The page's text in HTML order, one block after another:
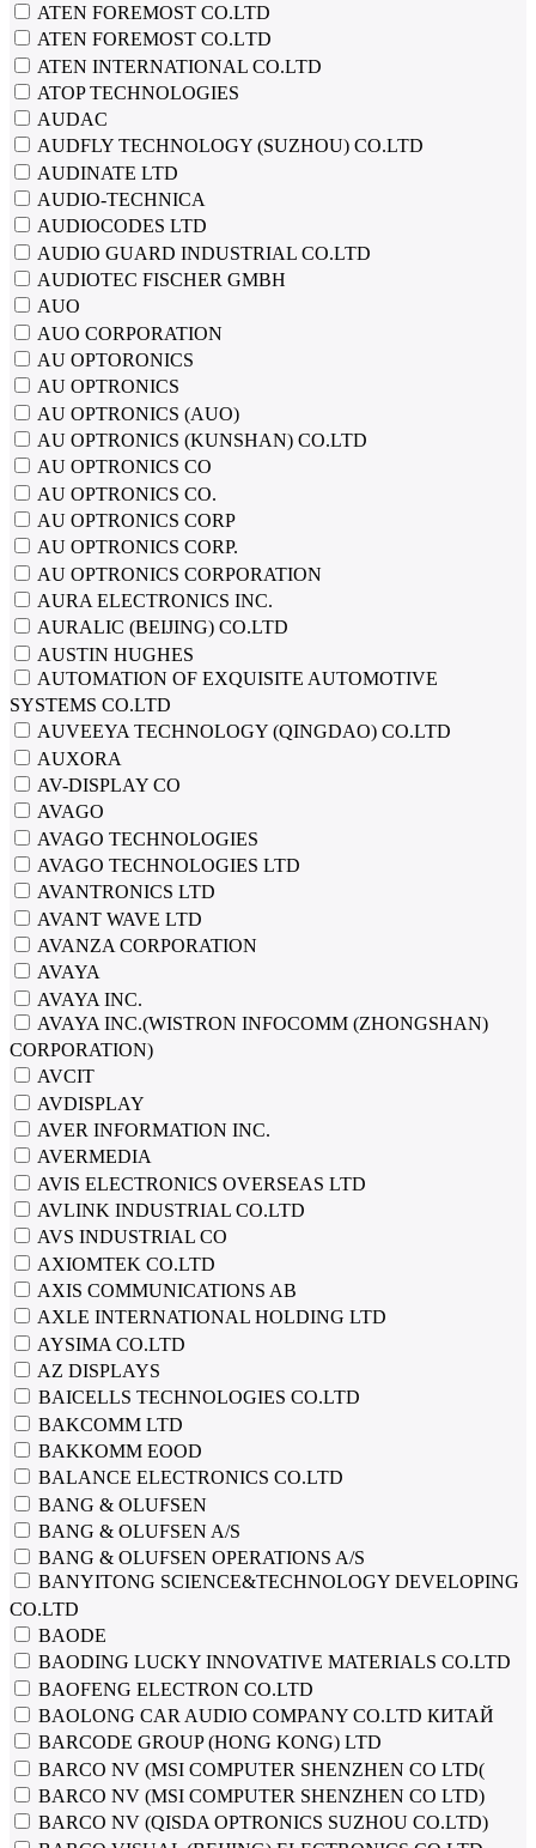
ATEN FOREMOST CO.LTD
ATEN FOREMOST СО.LТD
ATEN INTERNATIONAL CO.LTD
ATOP TECHNOLOGIES
AUDAC
AUDFLY TECHNOLOGY (SUZHOU) CO.LTD
AUDINATE LTD
AUDIO-TECHNICA
AUDIOCODES LTD
AUDIO GUARD INDUSTRIAL CO.LTD
AUDIOTEC FISCHER GMBH
AUO
AUO CORPORATION
AU OPTORONICS
AU OPTRONICS
AU OPTRONICS (AUO)
AU OPTRONICS (KUNSHAN) CO.LTD
AU OPTRONICS CO
AU OPTRONICS CO.
AU OPTRONICS CORP
AU OPTRONICS CORP.
AU OPTRONICS CORPORATION
AURA ELECTRONICS INC.
AURALIC (BEIJING) CO.LTD
AUSTIN HUGHES
AUTOMATION OF EXQUISITE AUTOMOTIVE
SYSTEMS CO.LTD
AUVEEYA TECHNOLOGY (QINGDAO) CO.LTD
AUXORA
AV-DISPLAY CO
AVAGO
AVAGO TECHNOLOGIES
AVAGO TECHNOLOGIES LTD
AVANTRONICS LTD
AVANT WAVE LTD
AVANZA CORPORATION
AVAYA
AVAYA INC.
AVAYA INC.(WISTRON INFOCOMM (ZHONGSHAN)
CORPORATION)
AVCIT
AVDISPLAY
AVER INFORMATION INC.
AVERMEDIA
AVIS ELECTRONICS OVERSEAS LTD
AVLINK INDUSTRIAL CO.LTD
AVS INDUSTRIAL CO
AXIOMTEK CO.LTD
AXIS COMMUNICATIONS AB
AXLE INTERNATIONAL HOLDING LTD
AYSIMA CO.LTD
AZ DISPLAYS
BAICELLS TECHNOLOGIES CO.LTD
BAKCOMM LTD
BAKKOMM EOOD
BALANCE ELECTRONICS CO.LTD
BANG & OLUFSEN
BANG & OLUFSEN A/S
BANG & OLUFSEN OPERATIONS A/S
BANYITONG SCIENCE&TECHNOLOGY DEVELOPING
CO.LTD
BAODE
BAODING LUCKY INNOVATIVE MATERIALS CO.LTD
BAOFENG ELECTRON CO.LTD
BAOLONG CAR AUDIO COMPANY CO.LTD КИТАЙ
BARCODE GROUP (HONG KONG) LTD
BARCO NV (MSI COMPUTER SHENZHEN CO LTD(
BARCO NV (MSI COMPUTER SHENZHEN CO LTD)
BARCO NV (QISDA OPTRONICS SUZHOU CO.LTD)